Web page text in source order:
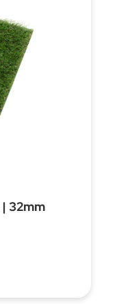
32mm